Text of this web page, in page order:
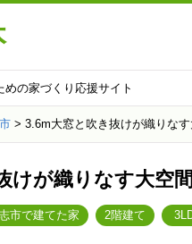
の家づくり応援サイト
> 3.6m大窓と吹き抜けが織りな
けが織りなす大空
市で建てた家 2階建て